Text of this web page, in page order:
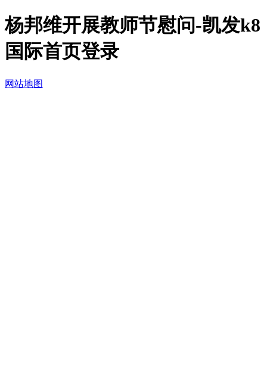
杨邦维开展教师节慰问-凯发k8
国际首页登录
网站地图